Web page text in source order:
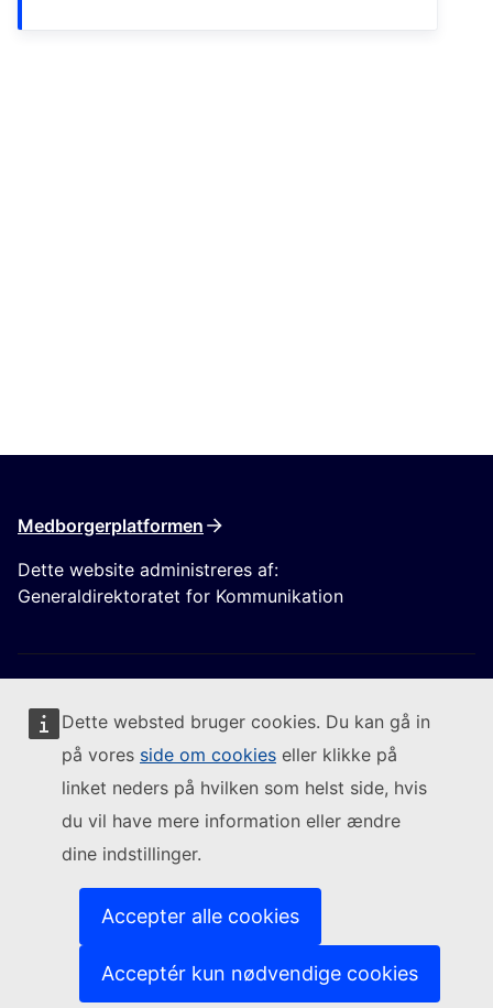
Dette websted bruger cookies. Du kan gå in
på vores side om cookies eller klikke på
linket neders på hvilken som helst side, hvis
du vil have mere information eller ændre
dine indstillinger.
Accepter alle cookies
Acceptér kun nødvendige cookies
Medborgerplatformen
Dette website administreres af:
Generaldirektoratet for Kommunikation
Følg Europa-Kommissionen
Kontakt os (Eksternt link)
Indberet en IT-sårbarhed
Sprog på vores websites(Eksternt link)
(Eksternt link)
Databeskyttelsespolitik
Juridisk meddelelse
(Eksternt link)